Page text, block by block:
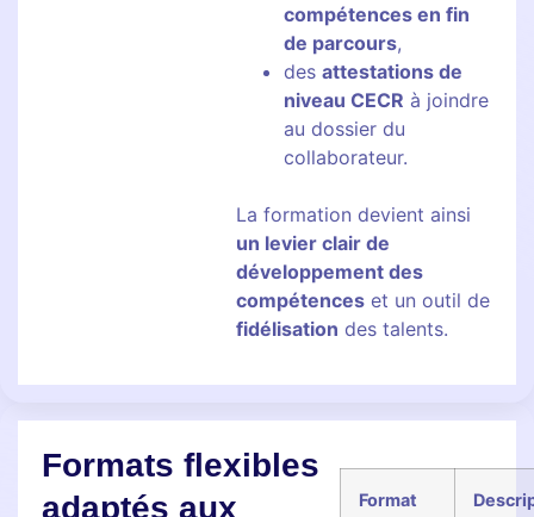
compétences en fin
de parcours,
desattestations de
niveau CECR à joindre
au dossier du
collaborateur.
La formation devient ainsi
un levier clair de
développement des
compétences et un outil de
fidélisation des talents.
Formats flexibles
adaptés aux
Format